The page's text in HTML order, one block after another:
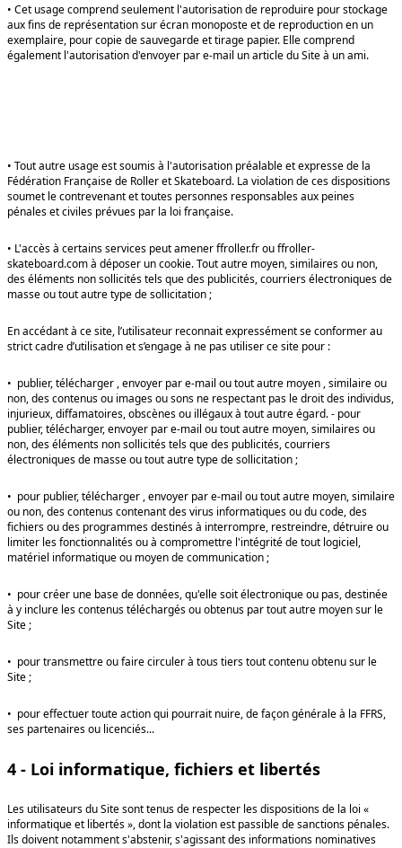
• Cet usage comprend seulement l'autorisation de reproduire pour stockage
aux fins de représentation sur écran monoposte et de reproduction en un
exemplaire, pour copie de sauvegarde et tirage papier. Elle comprend
également l'autorisation d'envoyer par e-mail un article du Site à un ami.
• Tout autre usage est soumis à l'autorisation préalable et expresse de la
Fédération Française de Roller et Skateboard. La violation de ces dispositions
soumet le contrevenant et toutes personnes responsables aux peines
pénales et civiles prévues par la loi française.
• L'accès à certains services peut amener ffroller.fr ou ffroller-
skateboard.com à déposer un cookie. Tout autre moyen, similaires ou non,
des éléments non sollicités tels que des publicités, courriers électroniques de
masse ou tout autre type de sollicitation ;
En accédant à ce site, l’utilisateur reconnait expressément se conformer au
strict cadre d’utilisation et s’engage à ne pas utiliser ce site pour :
• publier, télécharger , envoyer par e-mail ou tout autre moyen , similaire ou
non, des contenus ou images ou sons ne respectant pas le droit des individus,
injurieux, diffamatoires, obscènes ou illégaux à tout autre égard. - pour
publier, télécharger, envoyer par e-mail ou tout autre moyen, similaires ou
non, des éléments non sollicités tels que des publicités, courriers
électroniques de masse ou tout autre type de sollicitation ;
• pour publier, télécharger , envoyer par e-mail ou tout autre moyen, similaire
ou non, des contenus contenant des virus informatiques ou du code, des
fichiers ou des programmes destinés à interrompre, restreindre, détruire ou
limiter les fonctionnalités ou à compromettre l'intégrité de tout logiciel,
matériel informatique ou moyen de communication ;
• pour créer une base de données, qu'elle soit électronique ou pas, destinée
à y inclure les contenus téléchargés ou obtenus par tout autre moyen sur le
Site ;
• pour transmettre ou faire circuler à tous tiers tout contenu obtenu sur le
Site ;
• pour effectuer toute action qui pourrait nuire, de façon générale à la FFRS,
ses partenaires ou licenciés...
4 - Loi informatique, fichiers et libertés
Les utilisateurs du Site sont tenus de respecter les dispositions de la loi «
informatique et libertés », dont la violation est passible de sanctions pénales.
Ils doivent notamment s'abstenir, s'agissant des informations nominatives